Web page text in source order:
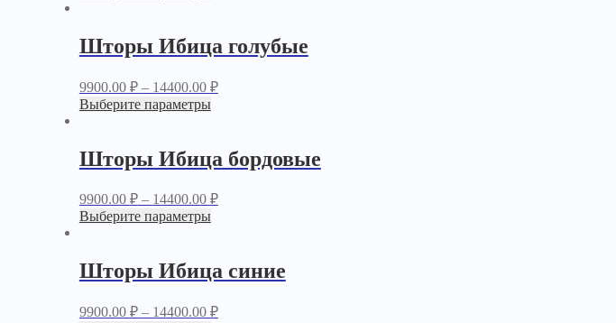
Шторы Ибица голубые
9900.00 ₽– 14400.00 ₽
Выберите параметры
Шторы Ибица бордовые
9900.00 ₽– 14400.00 ₽
Выберите параметры
Шторы Ибица синие
9900.00 ₽– 14400.00 ₽